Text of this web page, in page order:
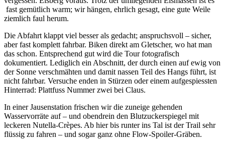
fast gemütlich warm; wir hängen, ehrlich gesagt, eine gute Weile
ziemlich faul herum.
Die Abfahrt klappt viel besser als gedacht; anspruchsvoll – sicher,
aber fast komplett fahrbar. Biken direkt am Gletscher, wo hat man
das schon. Entsprechend gut wird die Tour fotografisch
dokumentiert. Lediglich ein Abschnitt, der durch einen auf ewig von
der Sonne verschmähten und damit nassen Teil des Hangs führt, ist
nicht fahrbar. Versuche enden in Stürzen oder einem aufgespiessten
Hinterrad: Plattfuss Nummer zwei bei Claus.
In einer Jausenstation frischen wir die zuneige gehenden
Wasservorräte auf – und obendrein den Blutzuckerspiegel mit
leckeren Nutella-Crèpes. Ab hier bis runter ins Tal ist der Trail sehr
flüssig zu fahren – und sogar ganz ohne Flow-Spoiler-Gräben.